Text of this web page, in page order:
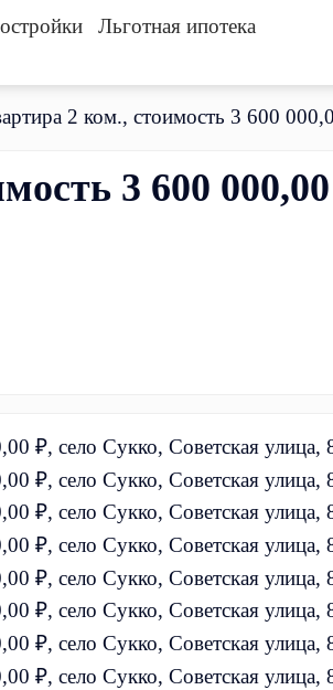
Льготная ипотека
2 ком., стоимость 3 600
3 600